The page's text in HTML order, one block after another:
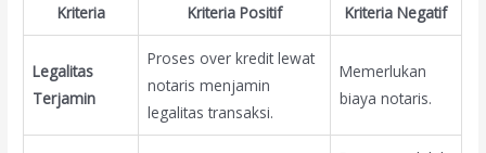
Kriteria Kriteria Positif Kriteria Negatif
Legalitas
Terjamin
Proses over kredit lewat
notaris menjamin
legalitas transaksi.
Memerlukan
biaya notaris.